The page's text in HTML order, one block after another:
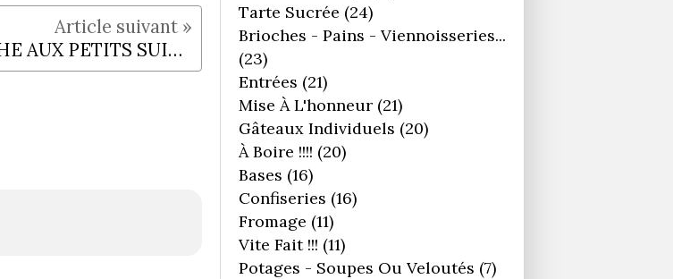
BRIOCHE AUX PETITS SUISSES (machine à pain)
Tarte Sucrée (24)
Brioches - Pains - Viennoisseries...
(23)
Entrées (21)
Mise À L'honneur (21)
Gâteaux Individuels (20)
À Boire !!!! (20)
Bases (16)
Confiseries (16)
Fromage (11)
Vite Fait !!! (11)
Potages - Soupes Ou Veloutés (7)